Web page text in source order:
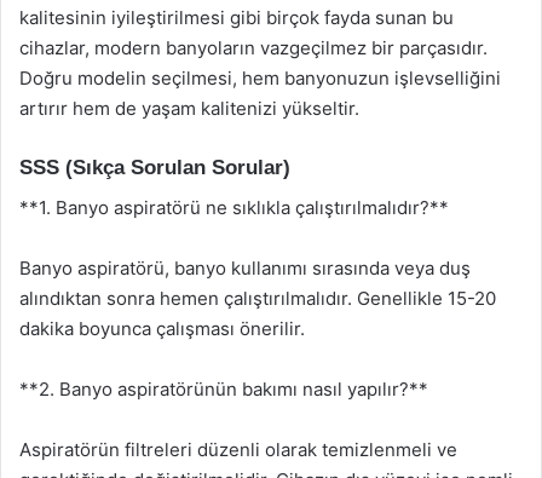
kalitesinin iyileştirilmesi gibi birçok fayda sunan bu
cihazlar, modern banyoların vazgeçilmez bir parçasıdır.
Doğru modelin seçilmesi, hem banyonuzun işlevselliğini
artırır hem de yaşam kalitenizi yükseltir.
SSS (Sıkça Sorulan Sorular)
**1. Banyo aspiratörü ne sıklıkla çalıştırılmalıdır?**
Banyo aspiratörü, banyo kullanımı sırasında veya duş
alındıktan sonra hemen çalıştırılmalıdır. Genellikle 15-20
dakika boyunca çalışması önerilir.
**2. Banyo aspiratörünün bakımı nasıl yapılır?**
Aspiratörün filtreleri düzenli olarak temizlenmeli ve